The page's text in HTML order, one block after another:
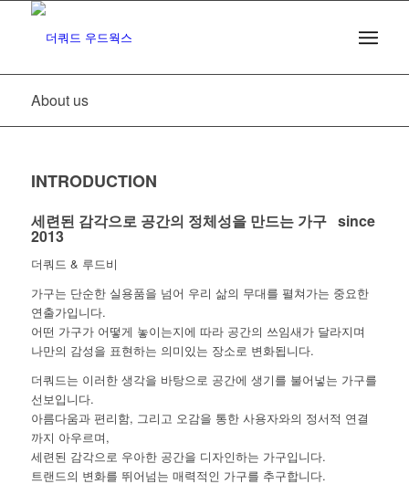
About us
INTRODUCTION
세련된 감각으로 공간의 정체성을 만드는 가구 since
2013
더쿼드 & 루드비
가구는 단순한 실용품을 넘어 우리 삶의 무대를 펼쳐가는 중요한
연출가입니다.
어떤 가구가 어떻게 놓이는지에 따라 공간의 쓰임새가 달라지며
나만의 감성을 표현하는 의미있는 장소로 변화됩니다.
더쿼드는 이러한 생각을 바탕으로 공간에 생기를 불어넣는 가구를
선보입니다.
아름다움과 편리함, 그리고 오감을 통한 사용자와의 정서적 연결
까지 아우르며,
세련된 감각으로 우아한 공간을 디자인하는 가구입니다.
트랜드의 변화를 뛰어넘는 매력적인 가구를 추구합니다.